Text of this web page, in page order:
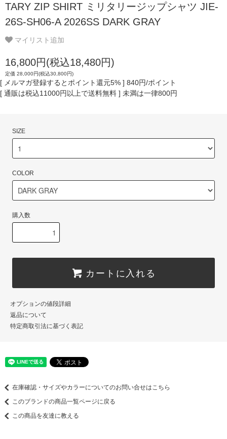
TARY ZIP SHIRT ミリタリージップシャツ JIE-
26S-SH06-A 2026SS DARK GRAY
マイリスト追加
16,800円(税込18,480円)
定価 28,000円(税込30,800円)
[ メルマガ登録するとポイント還元5% ] 840円/ポイント
[ 通販は税込11000円以上で送料無料 ] 未満は一律800円
SIZE
COLOR
購入数
カートに入れる
オプションの値段詳細
返品について
特定商取引法に基づく表記
在庫確認・サイズやカラーについてのお問い合せはこちら
このブランドの商品一覧ページに戻る
この商品を友達に教える